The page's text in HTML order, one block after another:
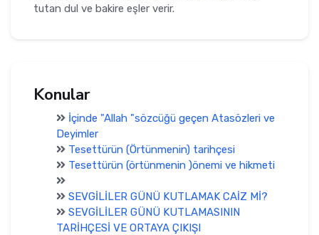
tutan dul ve bakire eşler verir.
Konular
İçinde "Allah "sözcüğü geçen Atasözleri ve
Deyimler
Tesettürün (Örtünmenin) tarihçesi
Tesettürün (örtünmenin )önemi ve hikmeti
SEVGİLİLER GÜNÜ KUTLAMAK CAİZ Mİ?
SEVGİLİLER GÜNÜ KUTLAMASININ
TARİHÇESİ VE ORTAYA ÇIKIŞI